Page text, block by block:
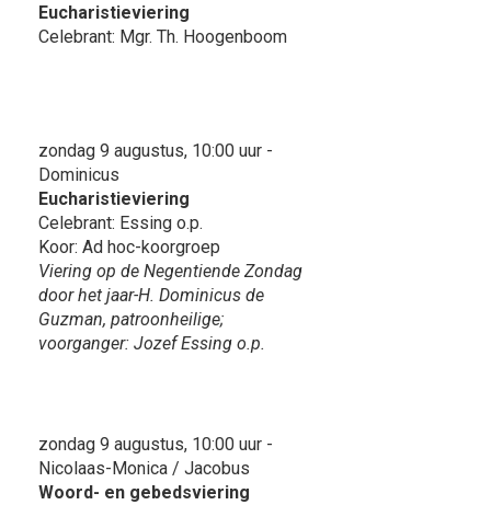
Eucharistieviering
Celebrant: Mgr. Th. Hoogenboom
zondag 9 augustus, 10:00 uur -
Dominicus
Eucharistieviering
Celebrant: Essing o.p.
Koor: Ad hoc-koorgroep
Viering op de Negentiende Zondag
door het jaar-H. Dominicus de
Guzman, patroonheilige;
voorganger: Jozef Essing o.p.
zondag 9 augustus, 10:00 uur -
Nicolaas-Monica / Jacobus
Woord- en gebedsviering